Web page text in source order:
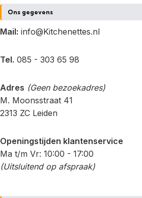
Ons gegevens
Mail: info@Kitchenettes.nl
Tel. 085 - 303 65 98
Adres (Geen bezoekadres)
M. Moonsstraat 41
2313 ZC Leiden
Openingstijden klantenservice
Ma t/m Vr: 10:00 - 17:00
(Uitsluitend op afspraak)